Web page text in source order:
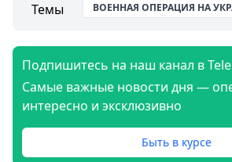
Темы ВОЕННАЯ ОПЕРАЦИЯ НА
Подпишитесь на наш канал в
Самые важные новости дня —
интересно и эксклюзивно
Быть в курсе